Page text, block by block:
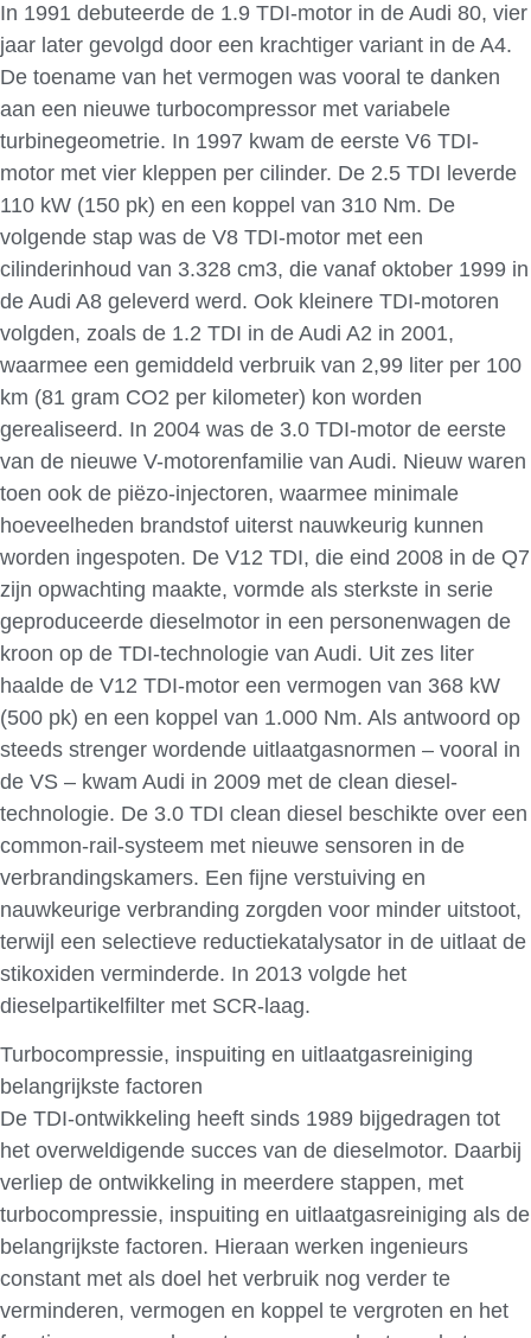
In 1991 debuteerde de 1.9 TDI-motor in de Audi 80, vier
jaar later gevolgd door een krachtiger variant in de A4.
De toename van het vermogen was vooral te danken
aan een nieuwe turbocompressor met variabele
turbinegeometrie. In 1997 kwam de eerste V6 TDI-
motor met vier kleppen per cilinder. De 2.5 TDI leverde
110 kW (150 pk) en een koppel van 310 Nm. De
volgende stap was de V8 TDI-motor met een
cilinderinhoud van 3.328 cm3, die vanaf oktober 1999 in
de Audi A8 geleverd werd. Ook kleinere TDI-motoren
volgden, zoals de 1.2 TDI in de Audi A2 in 2001,
waarmee een gemiddeld verbruik van 2,99 liter per 100
km (81 gram CO2 per kilometer) kon worden
gerealiseerd. In 2004 was de 3.0 TDI-motor de eerste
van de nieuwe V-motorenfamilie van Audi. Nieuw waren
toen ook de piëzo-injectoren, waarmee minimale
hoeveelheden brandstof uiterst nauwkeurig kunnen
worden ingespoten. De V12 TDI, die eind 2008 in de Q7
zijn opwachting maakte, vormde als sterkste in serie
geproduceerde dieselmotor in een personenwagen de
kroon op de TDI-technologie van Audi. Uit zes liter
haalde de V12 TDI-motor een vermogen van 368 kW
(500 pk) en een koppel van 1.000 Nm. Als antwoord op
steeds strenger wordende uitlaatgasnormen – vooral in
de VS – kwam Audi in 2009 met de clean diesel-
technologie. De 3.0 TDI clean diesel beschikte over een
common-rail-systeem met nieuwe sensoren in de
verbrandingskamers. Een fijne verstuiving en
nauwkeurige verbranding zorgden voor minder uitstoot,
terwijl een selectieve reductiekatalysator in de uitlaat de
stikoxiden verminderde. In 2013 volgde het
dieselpartikelfilter met SCR-laag.
Turbocompressie, inspuiting en uitlaatgasreiniging
belangrijkste factoren
De TDI-ontwikkeling heeft sinds 1989 bijgedragen tot
het overweldigende succes van de dieselmotor. Daarbij
verliep de ontwikkeling in meerdere stappen, met
turbocompressie, inspuiting en uitlaatgasreiniging als de
belangrijkste factoren. Hieraan werken ingenieurs
constant met als doel het verbruik nog verder te
verminderen, vermogen en koppel te vergroten en het